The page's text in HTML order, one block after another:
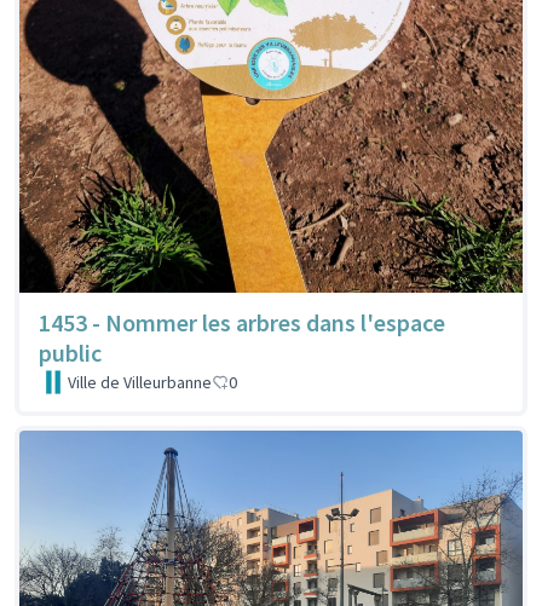
1453 - Nommer les arbres dans l'espace
public
Ville de Villeurbanne 0